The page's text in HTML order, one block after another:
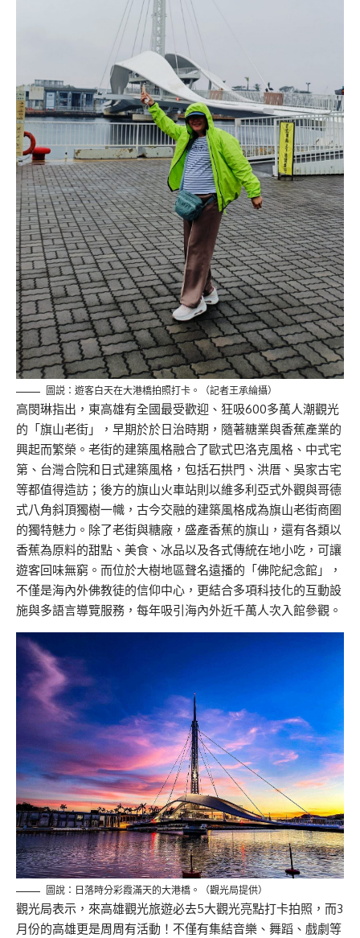
圖説：遊客白天在大港橋拍照打卡。（記者王承綸攝）
高閔琳指出，東高雄有全國最受歡迎、狂吸600多萬人潮觀光
的「旗山老街」，早期於於日治時期，隨著糖業與香蕉產業的
興起而繁榮。老街的建築風格融合了歐式巴洛克風格、中式宅
第、台灣合院和日式建築風格，包括石拱門、洪厝、吳家古宅
等都值得造訪；後方的旗山火車站則以維多利亞式外觀與哥德
式八角斜頂獨樹一幟，古今交融的建築風格成為旗山老街商圈
的獨特魅力。除了老街與糖廠，盛產香蕉的旗山，還有各類以
香蕉為原料的甜點、美食、冰品以及各式傳統在地小吃，可讓
遊客回味無窮。而位於大樹地區聲名遠播的「佛陀紀念館」，
不僅是海內外佛教徒的信仰中心，更結合多項科技化的互動設
施與多語言導覽服務，每年吸引海內外近千萬人次入館參觀。
圖說：日落時分彩霞滿天的大港橋。（觀光局提供）
觀光局表示，來高雄觀光旅遊必去5大觀光亮點打卡拍照，而3
月份的高雄更是周周有活動！不僅有集結音樂、舞蹈、戲劇等